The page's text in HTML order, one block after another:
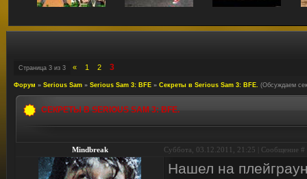
Страница 3 из 3 « 1 2 3
Форум » Serious Sam » Serious Sam 3: BFE » Секреты в Serious Sam 3: BFE. (Обсуждаем
СЕКРЕТЫ В SERIOUS SAM 3: BFE.
Mindbreak Суббота, 03.12.2011, 21:25 | Сообщение #
Нашел на